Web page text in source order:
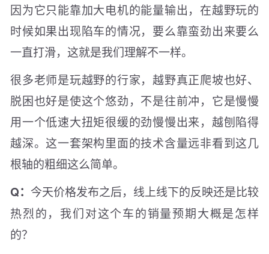
因为它只能靠加大电机的能量输出，在越野玩的
时候如果出现陷车的情况，要么靠蛮劲出来要么
一直打滑，这就是我们理解不一样。
很多老师是玩越野的行家，越野真正爬坡也好、
脱困也好是使这个悠劲，不是往前冲，它是慢慢
用一个低速大扭矩很缓的劲慢慢出来，越刨陷得
越深。这一套架构里面的技术含量远非看到这几
根轴的粗细这么简单。
Q： 今天价格发布之后，线上线下的反映还是比较
热烈的，我们对这个车的销量预期大概是怎样
的？